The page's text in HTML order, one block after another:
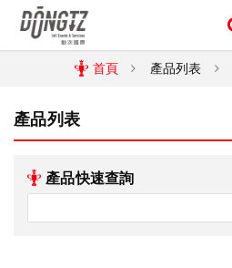
首頁 產品列表
產品列表
產品快速查詢